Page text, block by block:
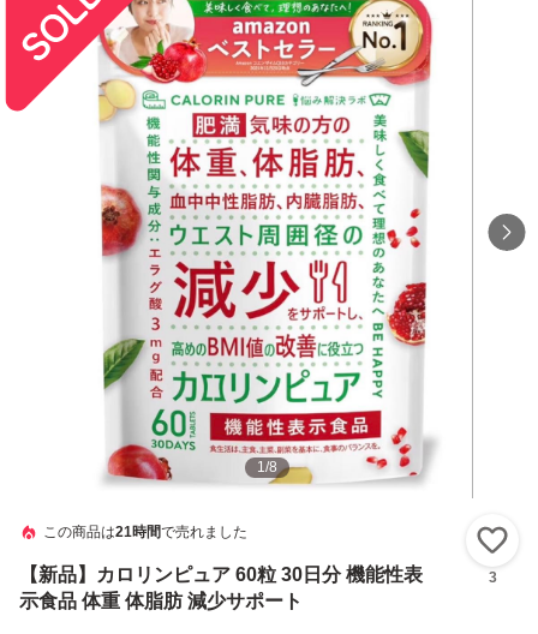
1/8
この商品は21時間で売れました
【新品】カロリンピュア 60粒 30日分 機能性表
示食品 体重 体脂肪 減少サポート
3